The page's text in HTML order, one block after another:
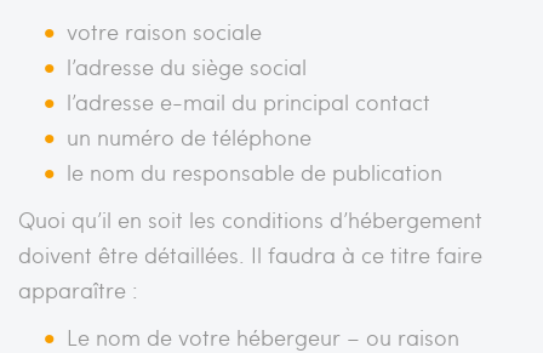
votre raison sociale
l’adresse du siège social
l’adresse e-mail du principal contact
un numéro de téléphone
le nom du responsable de publication
Quoi qu’il en soit les conditions d’hébergement
doivent être détaillées. Il faudra à ce titre faire
apparaître :
Le nom de votre hébergeur – ou raison